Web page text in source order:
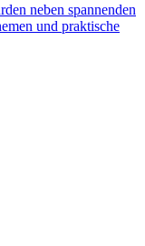
neben spannenden
und praktische